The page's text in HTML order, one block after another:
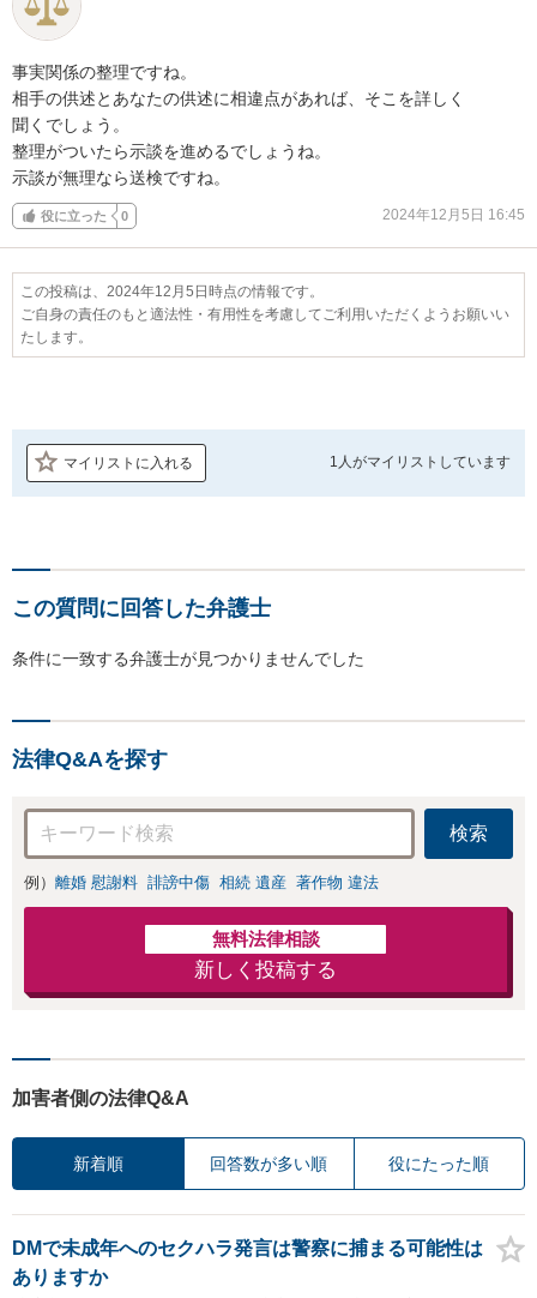
事実関係の整理ですね。
相手の供述とあなたの供述に相違点があれば、そこを詳しく
聞くでしょう。
整理がついたら示談を進めるでしょうね。
示談が無理なら送検ですね。
役に立った 0 2024年12月5日 16:45
この投稿は、2024年12月5日時点の情報です。
ご自身の責任のもと適法性・有用性を考慮してご利用いただくようお願いい
たします。
マイリストに入れる 1人がマイリストしています
この質問に回答した弁護士
条件に一致する弁護士が見つかりませんでした
法律Q&Aを探す
検索
例） 離婚 慰謝料 誹謗中傷 相続 遺産 著作物 違法
無料法律相談
新しく投稿する
加害者側の法律Q&A
新着順 回答数が多い順 役にたった順
DMで未成年へのセクハラ発言は警察に捕まる可能性は
ありますか